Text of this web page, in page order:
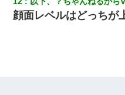
最近うちの庭に知らない男の
を職場で愚痴ったら、同僚男
顔面レベルはどっちが